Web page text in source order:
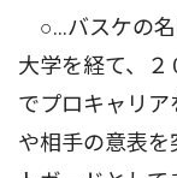
○…バスケの名
大学を経て、２
でプロキャリ
や相手の意表